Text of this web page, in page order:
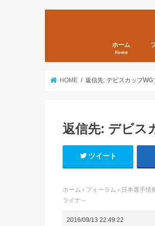
ホーム
Home
HOME 返信先: デビスカップ
返信先: デビス
ツイート
ホーム › フォーラム › 日本選手情
ライナ～
2016/09/13 22:49:22